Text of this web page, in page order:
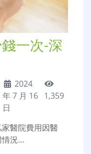
一次-深
2024
年 7 月 16
日
1,359
醫院費用因醫
情況…